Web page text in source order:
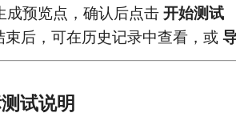
成预览点，确认后点击开始测试
束后，可在历史记录中查看，或
试说明